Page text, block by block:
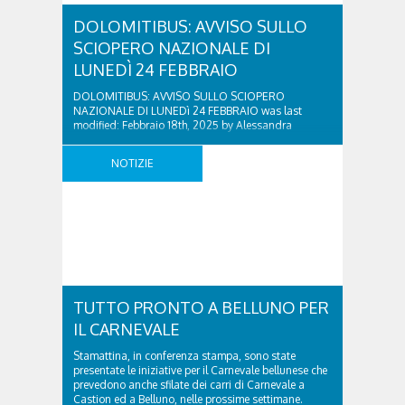
DOLOMITIBUS: AVVISO SULLO
SCIOPERO NAZIONALE DI
LUNEDÌ 24 FEBBRAIO
DOLOMITIBUS: AVVISO SULLO SCIOPERO
NAZIONALE DI LUNEDì 24 FEBBRAIO was last
modified: Febbraio 18th, 2025 by Alessandra
NOTIZIE
TUTTO PRONTO A BELLUNO PER
IL CARNEVALE
Stamattina, in conferenza stampa, sono state
presentate le iniziative per il Carnevale bellunese che
prevedono anche sfilate dei carri di Carnevale a
Castion ed a Belluno, nelle prossime settimane.